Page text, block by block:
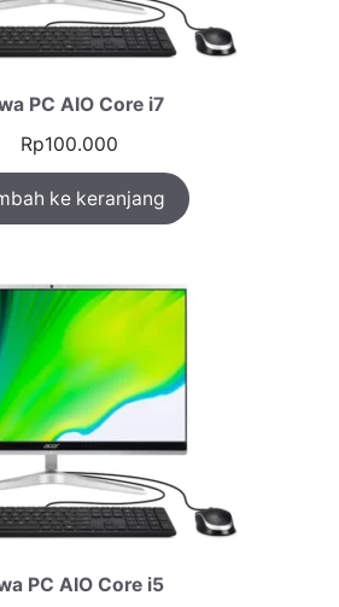
PC AIO Core i7
Rp100.000
ke keranjang
PC AIO Core i5